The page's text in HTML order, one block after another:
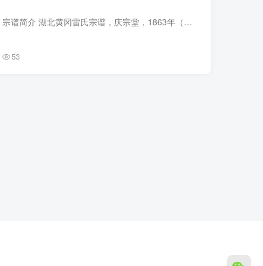
宗谱简介 湖北黄冈雷氏宗谱，庆宗堂，1863年（同治2年）雷懋熞纂修，5册。始迁祖正三，明初同兄正一、正二由江西饶州府余干县瓦屑坝迁居黄冈庶安乡长乐村石屋山。 宗谱部分预览 电子版PDF下载
53